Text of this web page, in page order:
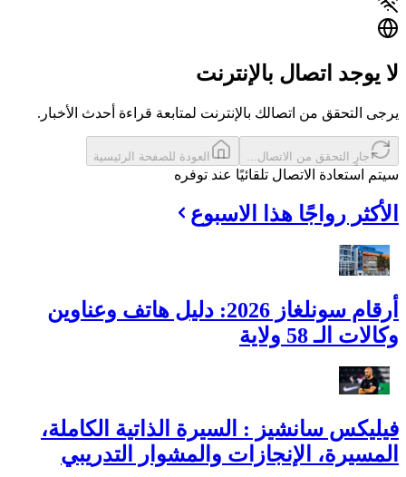
لا يوجد اتصال بالإنترنت
يرجى التحقق من اتصالك بالإنترنت لمتابعة قراءة أحدث الأخبار.
حاول مرة أخرى العودة للصفحة الرئيسية
سيتم استعادة الاتصال تلقائيًا عند توفره
الأكثر رواجًا هذا الاسبوع
أرقام سونلغاز 2026: دليل هاتف وعناوين
وكالات الـ 58 ولاية
فيليكس سانشيز : السيرة الذاتية الكاملة،
المسيرة، الإنجازات والمشوار التدريبي